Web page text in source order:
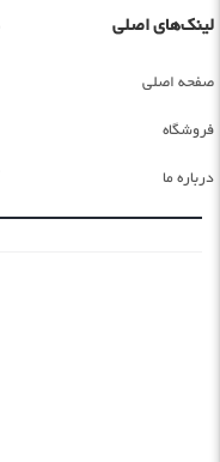
لینک‌های اصلی
صفحه اصلی
فروشگاه
درباره ما